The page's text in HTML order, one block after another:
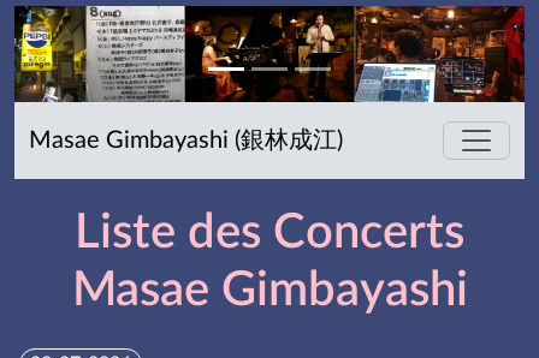
Masae Gimbayashi (銀林成江)
Liste des Concerts
Masae Gimbayashi